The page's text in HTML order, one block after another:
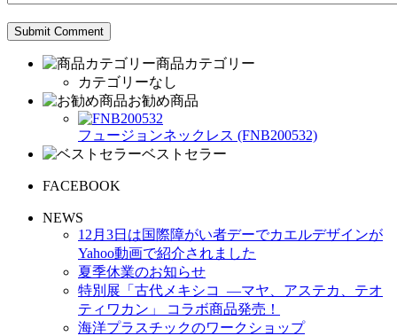
商品カテゴリー
カテゴリーなし
お勧め商品
フュージョンネックレス (FNB200532)
ベストセラー
FACEBOOK
NEWS
12月3日は国際障がい者デーでカエルデザインが
Yahoo動画で紹介されました
夏季休業のお知らせ
特別展「古代メキシコ ―マヤ、アステカ、テオ
ティワカン」 コラボ商品発売！
海洋プラスチックのワークショップ